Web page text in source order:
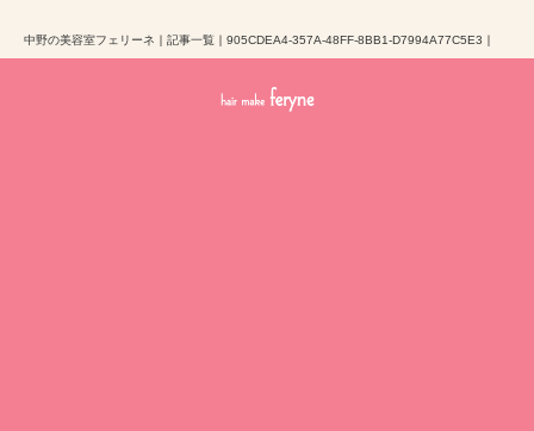
中野の美容室フェリーネ ｜ 記事一覧 ｜ 905CDEA4-357A-48FF-8BB1-D7994A77C5E3 ｜